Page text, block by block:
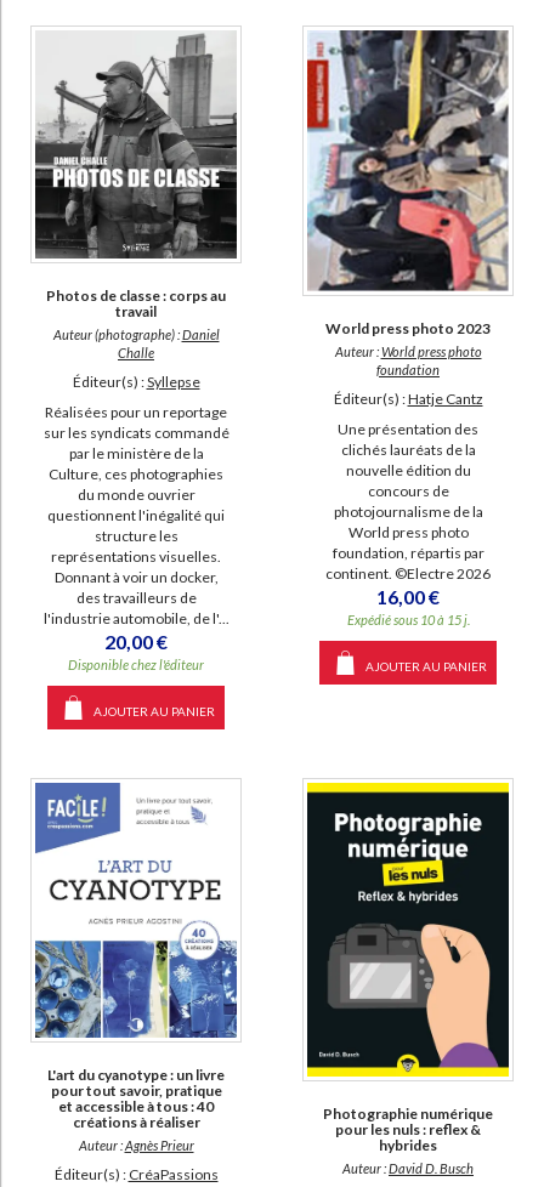
Photos de classe : corps au
travail
Auteur (photographe) :Daniel
Challe
Éditeur(s) :Syllepse
Réalisées pour un reportage
sur les syndicats commandé
par le ministère de la
Culture, ces photographies
du monde ouvrier
questionnent l'inégalité qui
structure les
représentations visuelles.
Donnant à voir un docker,
des travailleurs de
l'industrie automobile, de l'...
20,00 €
Disponible chez l'éditeur
AJOUTER AU PANIER
World press photo 2023
Auteur :World press photo
foundation
Éditeur(s) :Hatje Cantz
Une présentation des
clichés lauréats de la
nouvelle édition du
concours de
photojournalisme de la
World press photo
foundation, répartis par
continent. ©Electre 2026
16,00 €
Expédié sous 10 à 15 j.
AJOUTER AU PANIER
L'art du cyanotype : un livre
pour tout savoir, pratique
et accessible à tous : 40
créations à réaliser
Auteur :Agnès Prieur
Éditeur(s) : CréaPassions
Photographie numérique
pour les nuls : reflex &
hybrides
Auteur :David D. Busch